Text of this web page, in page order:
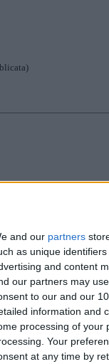
and our partners
as unique
and content
our partners may
to our and our
information and
processing of your
Your
at any time by